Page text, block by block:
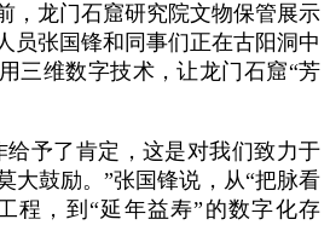
，龙门石窟研究院文物保管展示
员张国锋和同事们正在古阳洞中
三维数字技术，让龙门石窟“芳
给予了肯定，这是对我们致力于
大鼓励。”张国锋说，从“把脉看
程，到“延年益寿”的数字化存